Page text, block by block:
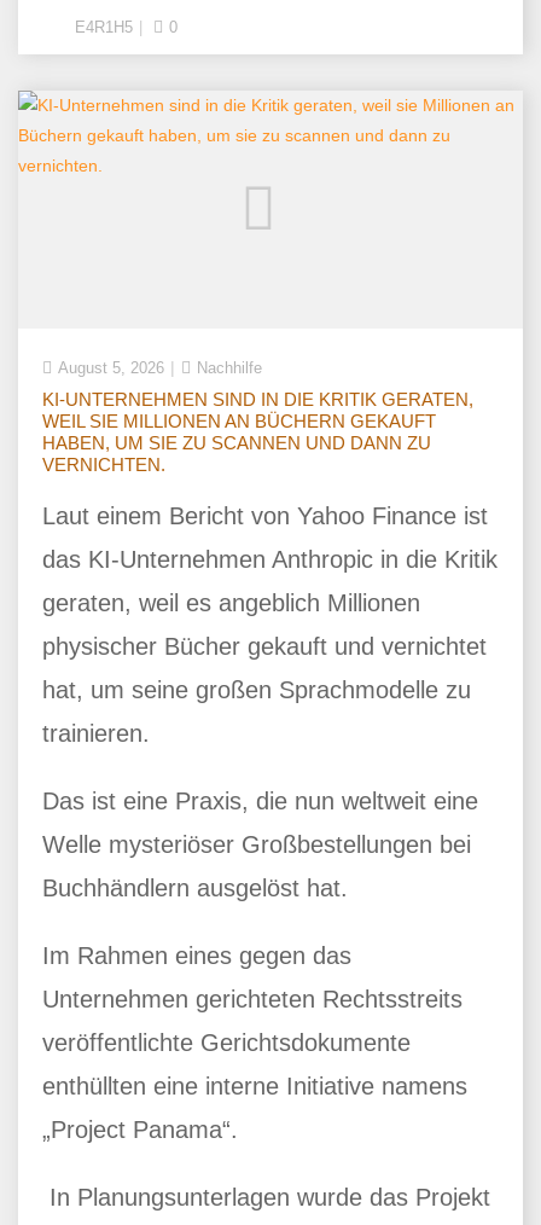
E4R1H5 0
August 5, 2026 Nachhilfe
KI-UNTERNEHMEN SIND IN DIE KRITIK GERATEN,
WEIL SIE MILLIONEN AN BÜCHERN GEKAUFT
HABEN, UM SIE ZU SCANNEN UND DANN ZU
VERNICHTEN.
Laut einem Bericht von Yahoo Finance ist
das KI-Unternehmen Anthropic in die Kritik
geraten, weil es angeblich Millionen
physischer Bücher gekauft und vernichtet
hat, um seine großen Sprachmodelle zu
trainieren.
Das ist eine Praxis, die nun weltweit eine
Welle mysteriöser Großbestellungen bei
Buchhändlern ausgelöst hat.
Im Rahmen eines gegen das
Unternehmen gerichteten Rechtsstreits
veröffentlichte Gerichtsdokumente
enthüllten eine interne Initiative namens
„Project Panama“.
In Planungsunterlagen wurde das Projekt